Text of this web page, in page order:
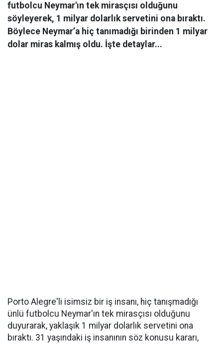
futbolcu Neymar'ın tek mirasçısı olduğunu
söyleyerek, 1 milyar dolarlık servetini ona bıraktı.
Böylece Neymar’a hiç tanımadığı birinden 1 milyar
dolar miras kalmış oldu. İşte detaylar...
Porto Alegre'li isimsiz bir iş insanı, hiç tanışmadığı
ünlü futbolcu Neymar'ın tek mirasçısı olduğunu
duyurarak, yaklaşık 1 milyar dolarlık servetini ona
bıraktı. 31 yaşındaki iş insanının söz konusu kararı,